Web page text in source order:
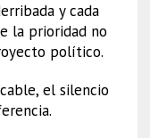
y cada
la prioridad no
político.
el silencio